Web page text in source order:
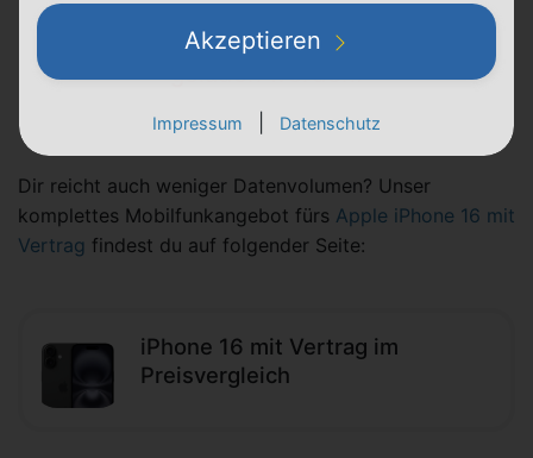
Es tut uns leid! Die Tarife konnten nicht
geladen werden.
Dir reicht auch weniger Datenvolumen? Unser
komplettes Mobilfunkangebot fürs Apple iPhone 16 mit
Vertrag findest du auf folgender Seite:
iPhone 16 mit Vertrag im
Preisvergleich
Akzeptieren
Impressum Datenschutz